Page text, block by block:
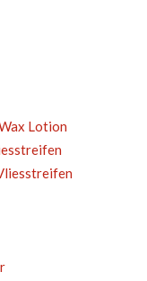
Lotion